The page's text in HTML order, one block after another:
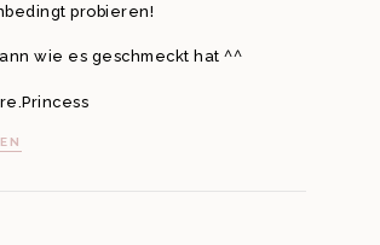
probieren!
wie es geschmeckt hat ^^